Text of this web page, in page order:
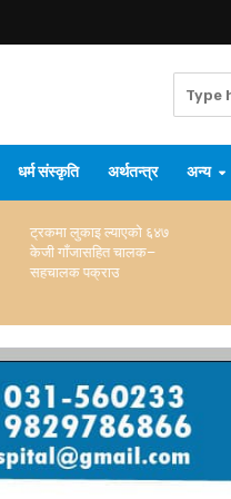
धर्म संस्कृति अर्थतन्त्र अन्य
सप्तरीका पशु विकास
अधिकृत दास सहित दुई
जनाविरुद्ध भ्रष्टाचार मुद्दा